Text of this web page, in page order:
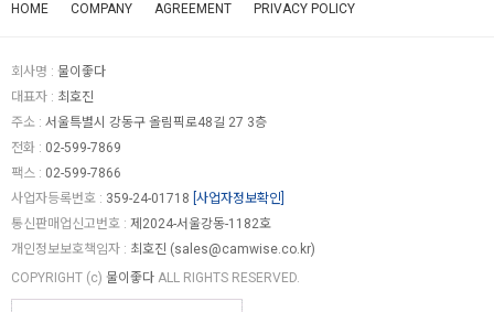
HOME COMPANY AGREEMENT PRIVACY POLICY
회사명 : 물이좋다
대표자 : 최호진
주소 : 서울특별시 강동구 올림픽로48길 27 3층
전화 : 02-599-7869
팩스 : 02-599-7866
사업자등록번호 : 359-24-01718 [사업자정보확인]
통신판매업신고번호 : 제2024-서울강동-1182호
개인정보보호책임자 : 최호진 (sales@camwise.co.kr)
COPYRIGHT (c) 물이좋다 ALL RIGHTS RESERVED.